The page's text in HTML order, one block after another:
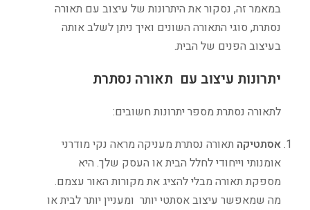
במאמר זה, נסקור את היתרונות של עיצוב עם תאורה
נסתרת, סוגי התאורה השונים ואיך ניתן לשלב אותה
בעיצוב הפנים של הבית.
יתרונות עיצוב עם תאורה נסתרת
לתאורה נסתרת מספר יתרונות חשובים:
אסתטיקה תאורה נסתרת מעניקה מראה נקי מודרני
אומנותי וייחודי לחלל הבית או העסק שלך. היא
מספקת תאורה מבלי להציג את מקורות האור עצמם.
מה שמאפשר עיצוב אסתטי יותר ומעניין יותר לבית או